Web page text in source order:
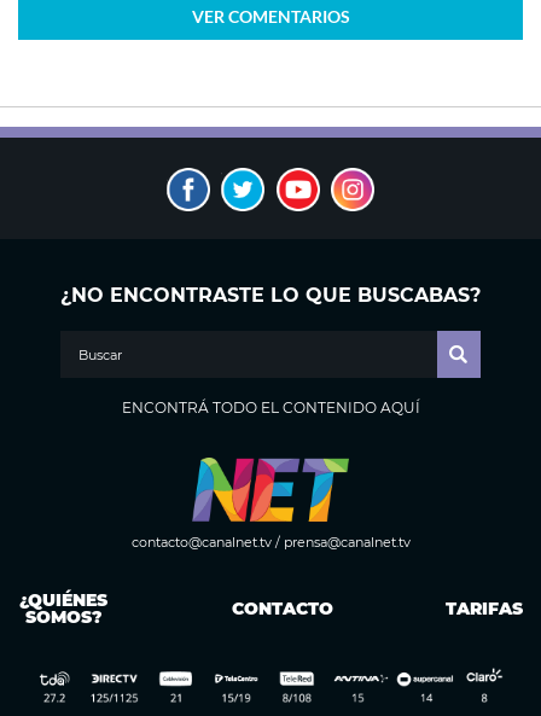
VERCOMENTARIOS
¿NO ENCONTRASTE LO QUE BUSCABAS?
ENCONTRÁ TODO EL CONTENIDO AQUÍ
contacto@canalnet.tv/ prensa@canalnet.tv
¿QUIÉNES
SOMOS? CONTACTO TARIFAS